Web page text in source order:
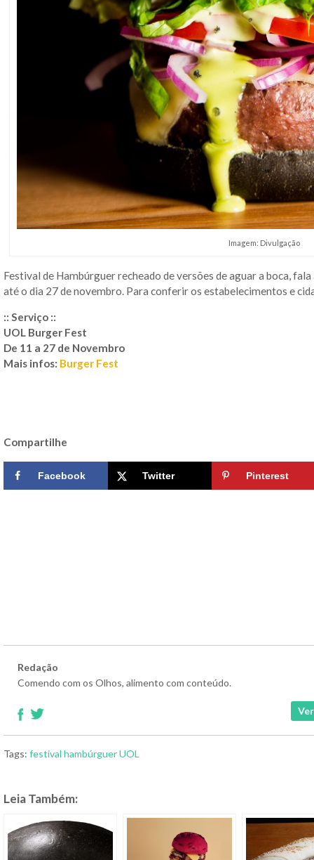
Imagem: Divulgação
Festival de Hambúrguer recheado de versões de aguar a boca,
até o dia 27 de novembro. Para conferir os estabelecimentos e
:: Serviço ::
UOL Burger Fest
De 11 a 27 de Novembro
Mais infos: Burger Fest
Compartilhe
Facebook Twitter Pinterest
Redação
Comendo com os Olhos, alimento com conteúdo.
Tags: festival hambúrguerUOL
Leia Também: